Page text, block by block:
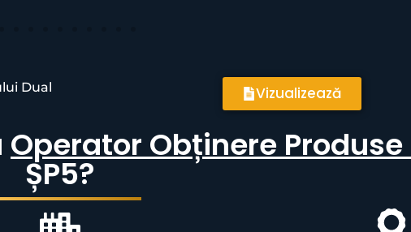
Dual Vizualizează
Operator Obținere
ȘP5?